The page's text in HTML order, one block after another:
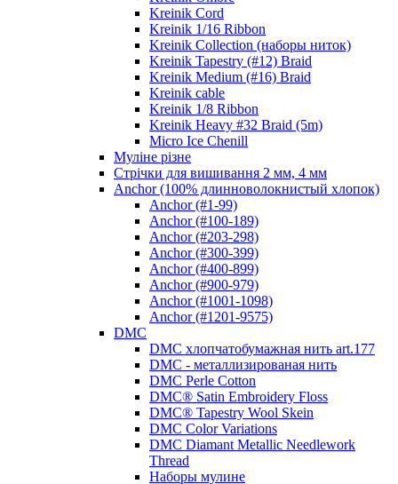
Kreinik Cord
Kreinik 1/16 Ribbon
Kreinik Collection (наборы ниток)
Kreinik Tapestry (#12) Braid
Kreinik Medium (#16) Braid
Kreinik cable
Kreinik 1/8 Ribbon
Kreinik Heavy #32 Braid (5m)
Micro Ice Chenill
Муліне різне
Стрічки для вишивання 2 мм, 4 мм
Anchor (100% длинноволокнистый хлопок)
Anchor (#1-99)
Anchor (#100-189)
Anchor (#203-298)
Anchor (#300-399)
Anchor (#400-899)
Anchor (#900-979)
Anchor (#1001-1098)
Anchor (#1201-9575)
DMC
DMC хлопчатобумажная нить art.177
DMC - металлизированая нить
DMC Perle Cotton
DMC® Satin Embroidery Floss
DMC® Tapestry Wool Skein
DMC Color Variations
DMC Diamant Metallic Needlework
Thread
Наборы мулине